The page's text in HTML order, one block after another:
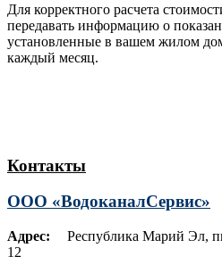
Для корректного расчета
передавать информацию о
установленные в вашем жилом
каждый месяц.
Контакты
ООО «ВодоканалСервис»
Адрес:
Республика Марий Эл,
12